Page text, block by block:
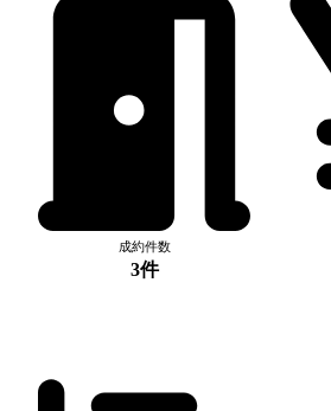
成約件数
3件